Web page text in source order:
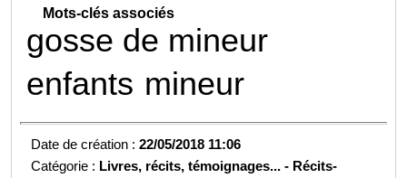
Mots-clés associés
gosse de mineur
enfants mineur
Date de création :22/05/2018 11:06
Catégorie : Livres, récits, témoignages... - Récits-